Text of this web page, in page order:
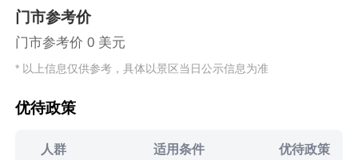
门市参考价
门市参考价 0 美元
* 以上信息仅供参考，具体以景区当日公示信息为准
优待政策
人群 适用条件 优待政策